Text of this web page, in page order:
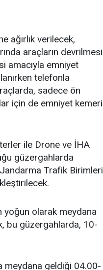
ağırlık verilecek,
araçların devrilmesi
amacıyla emniyet
telefonla
sadece ön
için de emniyet kemeri
ile Drone ve İHA
güzergahlarda
Trafik Birimleri
yoğun olarak meydana
bu güzergahlarda, 10-
meydana geldiği 04.00-